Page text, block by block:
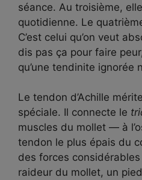
séance. Au troisième,
quotidienne. Le
C’est celui qu’on veut
dis pas ça pour faire
qu’une tendinite ignorée
Le tendon d’Achille
spéciale. Il connecte le
muscles du mollet — à
tendon le plus épais du
des forces
raideur du mollet, un